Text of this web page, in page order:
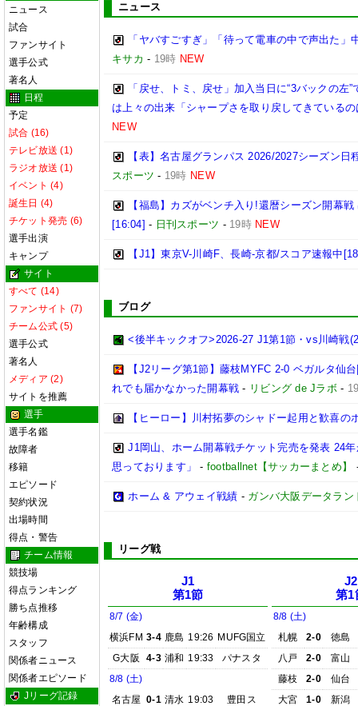
ニュース
試合
ファンサイト
選手公式
著名人
日程
予定
試合 (16)
テレビ放送 (1)
ラジオ放送 (1)
イベント (4)
誕生日 (4)
チケット発売 (6)
選手出演
キャンプ
サイト
すべて (14)
ファンサイト (7)
チーム公式 (5)
選手公式
著名人
メディア (2)
サイトを推薦
選手
選手名鑑
故障者
移籍
エピソード
契約状況
出場時間
得点・警告
チーム情報
競技場
得点ランキング
勝ち点推移
年齢構成
スタッフ
関係者ニュース
関係者エピソード
Jリーグ記録
ニュース
「ヤバすごすぎ」「待って電車の中で声出た
キサカ - 19時 NEW
「戻せ、トミ、戻せ」加入当日に“3バックの
は上々の出来「シャープさを取り戻してきている
NEW
【表】名古屋グランパス 2026/2027シーズン
スポーツ - 19時 NEW
【福島】カズがベンチ入り!還暦シーズン開幕
[16:04] - 日刊スポーツ - 19時 NEW
【J1】東京V-川崎F、長崎-京都/スコア速報中
ブログ
<後半キックオフ>2026-27 J1第1節・vs川崎戦
【J2リーグ第1節】藤枝MYFC 2-0 ベガルタ仙
れでも届かなかった開幕戦 - リビング de Jラボ-
【ヒーロー】川村拓夢のシャドー起用と歓喜の
J1岡山、ホーム開幕戦チケット完売を発表 24
思っております」
- footballnet【サッカーまとめ】
ホーム & アウェイ戦績 - ガンバ大阪データラ
リーグ戦
J1
第1節
8/7 (金)
横浜FM 3-4 鹿島 19:26 MUFG国立
G大阪
4-3 浦和 19:33
パナスタ
8/8 (土)
名古屋 0-1 清水 19:03
豊田ス
J2
第1
8/8 (土)
札幌
2-0
徳島
八戸
2-0
富山
藤枝
2-0
仙台
大宮
1-0
新潟